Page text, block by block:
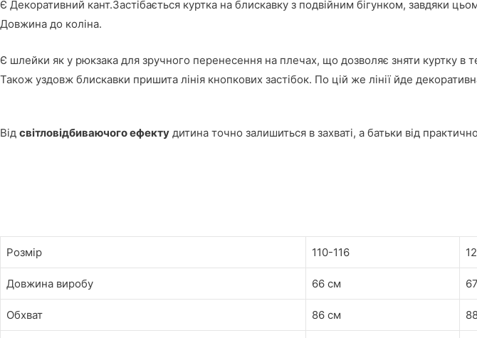
Є Декоративний кант.Застібається куртка на блискавку з подвійним бігунком, завдяки
Довжина до коліна.
Є шлейки як у рюкзака для зручного перенесення на плечах, що дозволяє зняти куртку в
Також уздовж блискавки пришита лінія кнопкових застібок. По цій же лінії йде
Від світловідбиваючого ефекту дитина точно залишиться в захваті, а батьки від
Розмір 110-116
Довжина виробу 66 см
Обхват 86 см